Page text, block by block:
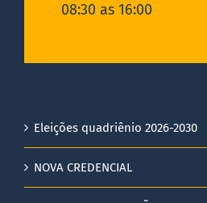
08:30 as 16:00
Eleições quadriênio 2026-2030
NOVA CREDENCIAL